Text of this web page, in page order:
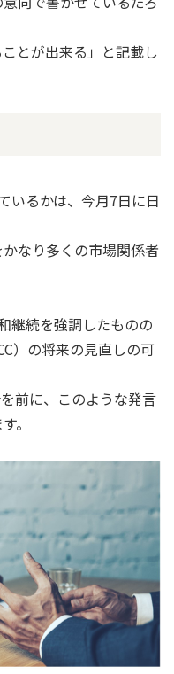
とが出来る」と記載し
いるかは、今月7日に日
なり多くの市場関係者
継続を強調したものの
）の将来の見直しの可
前に、このような発言
。